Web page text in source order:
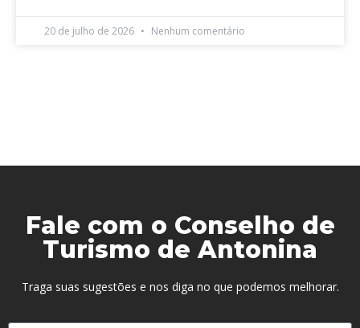
20 de julho de 2026 Nenhum comentário
Fale com o Conselho de
Turismo de Antonina
Traga suas sugestões e nos diga no que podemos melhorar.